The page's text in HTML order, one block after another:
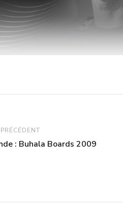
: Buhala Boards 2009